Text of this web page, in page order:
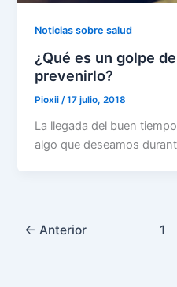
Noticias sobre salud
¿Qué es un golpe
prevenirlo?
Pioxii/17 julio, 2018
La llegada del buen
algo que deseamos
← Anterior 1